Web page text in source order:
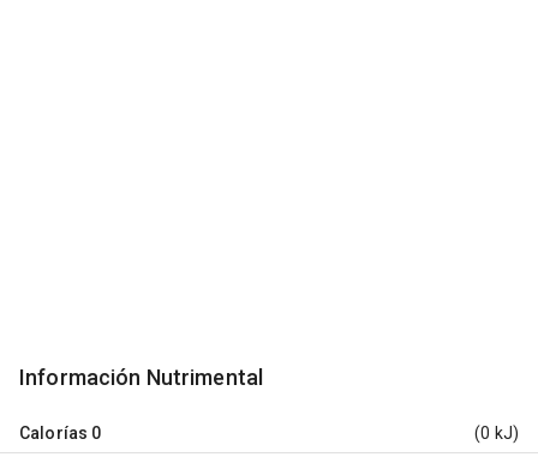
Información Nutrimental
Calorías 0 (0 kJ)